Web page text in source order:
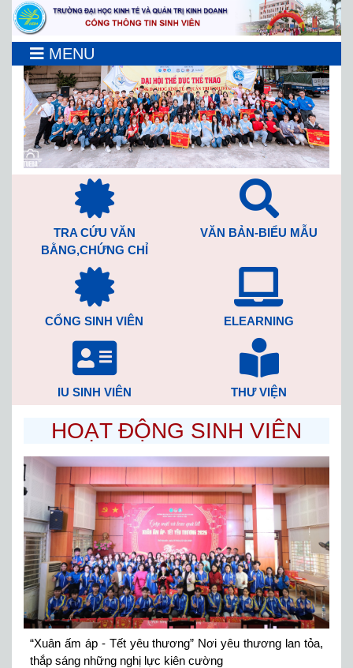
MENU
TRA CỨU VĂN
BẰNG,CHỨNG CHỈ
VĂN BẢN-BIỂU MẪU
CỔNG SINH VIÊN ELEARNING
IU SINH VIÊN THƯ VIỆN
HOẠT ĐỘNG SINH VIÊN
“Xuân ấm áp - Tết yêu thương” Nơi yêu thương lan tỏa,
thắp sáng những nghị lực kiên cường